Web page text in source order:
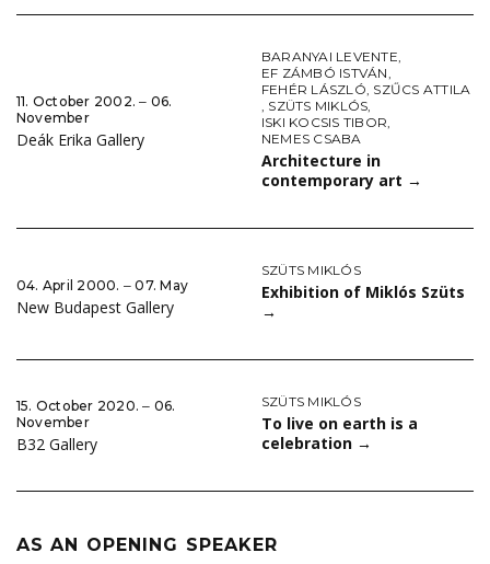
11. October 2002. ‒ 06.
November
Deák Erika Gallery
BARANYAI LEVENTE,
EF ZÁMBÓ ISTVÁN,
FEHÉR LÁSZLÓ, SZŰCS ATTILA
, SZÜTS MIKLÓS,
ISKI KOCSIS TIBOR,
NEMES CSABA
Architecture in
contemporary art →
04. April 2000. ‒ 07. May
New Budapest Gallery
SZÜTS MIKLÓS
Exhibition of Miklós Szüts
→
15. October 2020. ‒ 06.
November
B32 Gallery
SZÜTS MIKLÓS
To live on earth is a
celebration →
AS AN OPENING SPEAKER